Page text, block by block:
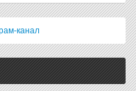
канал